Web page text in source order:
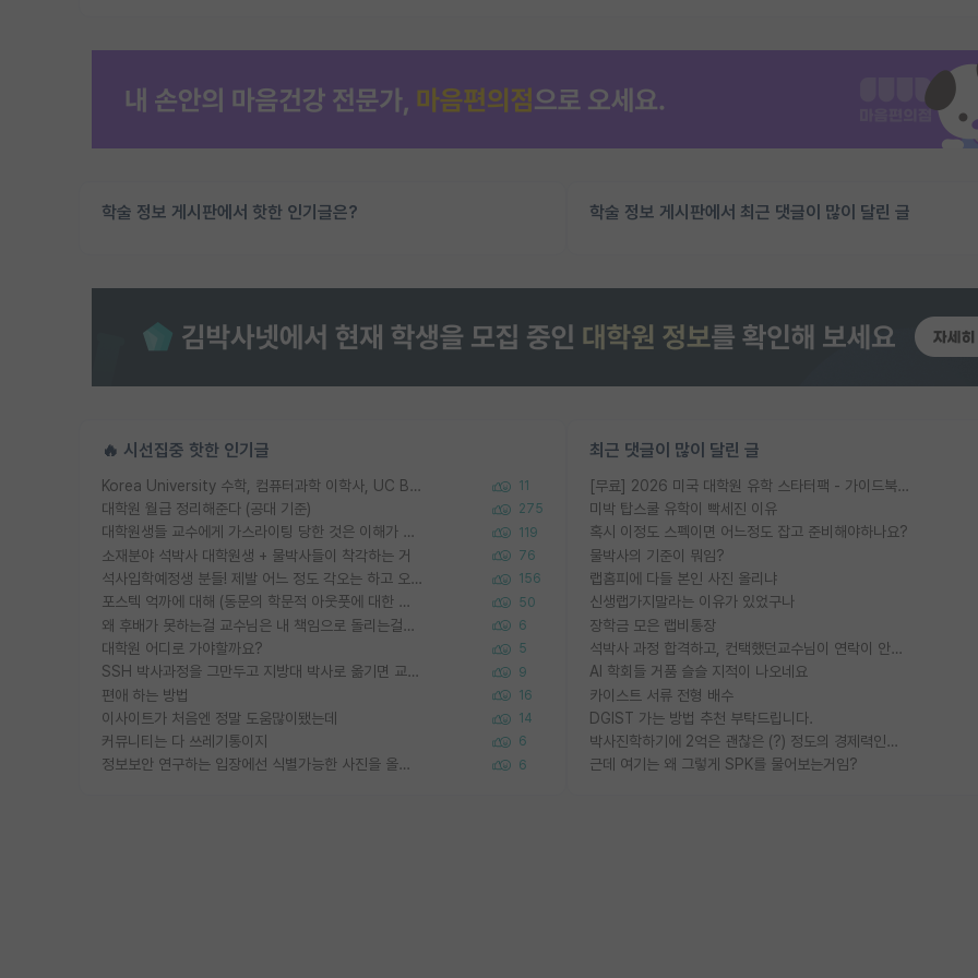
학술 정보 게시판에서 핫한 인기글은? 학술 정보 게시판에서 최근 댓글이 많이 달린 글
🔥 시선집중 핫한 인기글
Korea University 수학, 컴퓨터과학 이학사, UC Berkeley 산업공학 대학원 공학박사가 되는 것은 쉽지 않겠죠? 11
대학원 월급 정리해준다 (공대 기준) 275
대학원생들 교수에게 가스라이팅 당한 것은 이해가 갑니다. 안타깝네요. 119
소재분야 석박사 대학원생 + 물박사들이 착각하는 거 76
석사입학예정생 분들! 제발 어느 정도 각오는 하고 오세요. 156
포스텍 억까에 대해 (동문의 학문적 아웃풋에 대한 반박) 50
왜 후배가 못하는걸 교수님은 내 책임으로 돌리는걸까요? 6
대학원 어디로 가야할까요? 5
SSH 박사과정을 그만두고 지방대 박사로 옮기면 교수의 꿈은 끝일까요? 9
편애 하는 방법 16
이사이트가 처음엔 정말 도움많이됐는데 14
커뮤니티는 다 쓰레기통이지 6
정보보안 연구하는 입장에선 식별가능한 사진을 올리는건 비추이긴함 6
최근 댓글이 많이 달린 글
[무료] 2026 미국 대학원 유학 스타터팩 - 가이드북 & 합격자 컨택메일 템플릿
미박 탑스쿨 유학이 빡세진 이유
혹시 이정도 스펙이면 어느정도 잡고 준비해야하나요?
물박사의 기준이 뭐임?
랩홈피에 다들 본인 사진 올리냐
신생랩가지말라는 이유가 있었구나
장학금 모은 랩비통장
석박사 과정 합격하고, 컨택했던교수님이 연락이 안됩니다...
AI 학회들 거품 슬슬 지적이 나오네요
카이스트 서류 전형 배수
DGIST 가는 방법 추천 부탁드립니다.
박사진학하기에 2억은 괜찮은 (?) 정도의 경제력인가요
근데 여기는 왜 그렇게 SPK를 물어보는거임?